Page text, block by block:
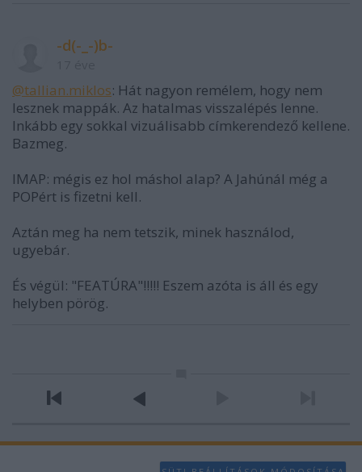
-d(-_-)b-
@tallian.miklos: Hát nagyon remélem, hogy nem
lesznek mappák. Az hatalmas visszalépés lenne.
Inkább egy sokkal vizuálisabb címkerendező kellene.
Bazmeg.
IMAP: mégis ez hol máshol alap? A Jahúnál még a
POPért is fizetni kell.
Aztán meg ha nem tetszik, minek használod,
ugyebár.
És végül: "FEATÚRA"!!!!! Eszem azóta is áll és egy
helyben pörög.